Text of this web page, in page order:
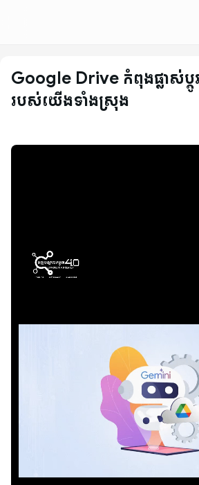
Google Drive កំពុងផ្លាស់ប្តូរ
របស់យើងទាំងស្រុង